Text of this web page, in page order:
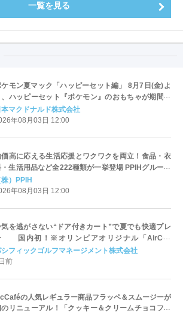
一覧を見る
ケモン夏マック「ハッピーセット編」 8月7日(金)よ
、ハッピーセット『ポケモン』のおもちゃが期間限
登場
本マクドナルド株式会社
年08月03日 12:00
価高に応える生活応援とワクワクを両立！食品・衣
・生活用品など全222種類が一挙登場 PPIHグループ
夏福袋」＆セール 8月6日(木)より順次スタート
株）PPIH
年08月03日 12:00
気を逃がさない“ドア付きカート”で夏でも快適プレ
国内初！※オリンピアオリジナル「AirCon
（エアコンカート）」導入 | ＰＧＭ
フィックゴルフマネージメント株式会社
前
の人気レギュラー商品フラッペ＆スムージーが
のリニューアル！「クッキー＆クリームチョコフラ